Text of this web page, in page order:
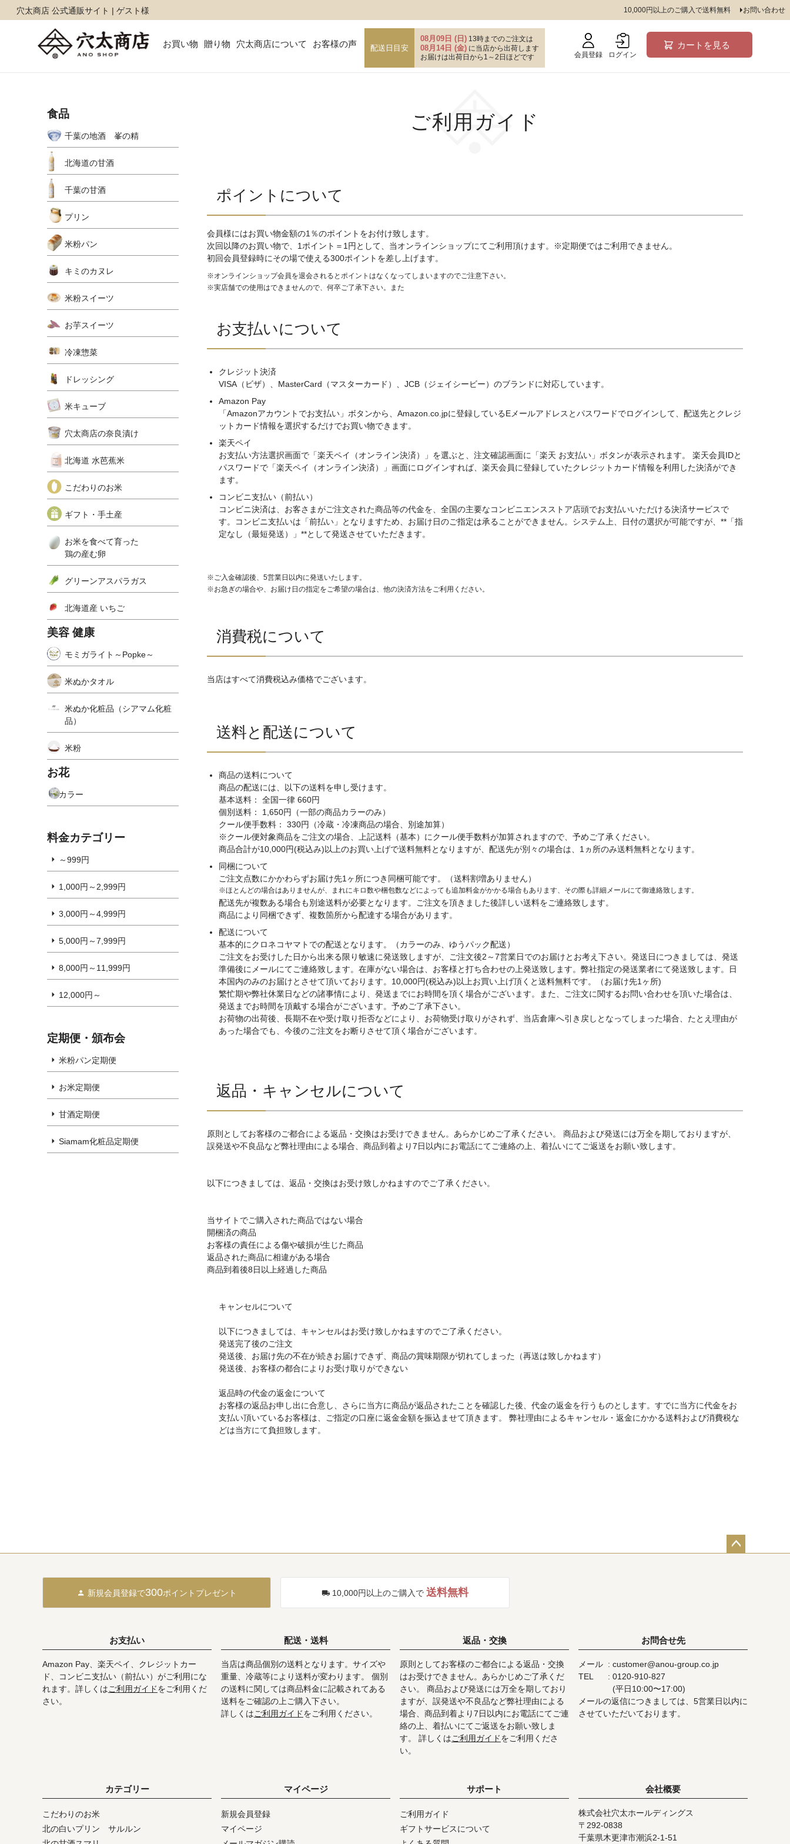
穴太商店 公式通販サイト | ゲスト様 10,000円以上のご購入で送料無料 お問い合わせ
お買い物 贈り物 穴太商店について お客様の声 配送日目安
08月09日 (日) 13時までのご注文は
08月14日 (金) に当店から出荷します
お届けは出荷日から1～2日ほどです
会員登録 ログイン
カートを見る
食品
千葉の地酒 峯の精
北海道の甘酒
千葉の甘酒
プリン
米粉パン
キミのカヌレ
米粉スイーツ
お芋スイーツ
冷凍惣菜
ドレッシング
米キューブ
穴太商店の奈良漬け
北海道 水芭蕉米
こだわりのお米
ギフト・手土産
お米を食べて育った
鶏の産む卵
グリーンアスパラガス
北海道産 いちご
美容 健康
モミガライト～Popke～
米ぬかタオル
米ぬか化粧品（シアマム化粧
品）
米粉
お花
カラー
料金カテゴリー
～999円
1,000円～2,999円
3,000円～4,999円
5,000円～7,999円
8,000円～11,999円
12,000円～
定期便・頒布会
米粉パン定期便
お米定期便
甘酒定期便
Siamam化粧品定期便
ご利用ガイド
ポイントについて
会員様にはお買い物金額の1％のポイントをお付け致します。
次回以降のお買い物で、1ポイント＝1円として、当オンラインショップにてご利用頂けます。※定期便ではご利用できません。
初回会員登録時にその場で使える300ポイントを差し上げます。
オンラインショップ会員を退会されるとポイントはなくなってしまいますのでご注意下さい。
実店舗での使用はできませんので、何卒ご了承下さい。また
お支払いについて
クレジット決済
VISA（ビザ）、MasterCard（マスターカード）、JCB（ジェイシービー）のブランドに対応しています。
Amazon Pay
「Amazonアカウントでお支払い」ボタンから、Amazon.co.jpに登録しているEメールアドレスとパスワードでログインして、配送先とクレジ
ットカード情報を選択するだけでお買い物できます。
楽天ペイ
お支払い方法選択画面で「楽天ペイ（オンライン決済）」を選ぶと、注文確認画面に「楽天 お支払い」ボタンが表示されます。 楽天会員IDと
パスワードで「楽天ペイ（オンライン決済）」画面にログインすれば、楽天会員に登録していたクレジットカード情報を利用した決済ができ
ます。
コンビニ支払い（前払い）
コンビニ決済は、お客さまがご注文された商品等の代金を、全国の主要なコンビニエンスストア店頭でお支払いいただける決済サービスで
す。コンビニ支払いは「前払い」となりますため、お届け日のご指定は承ることができません。システム上、日付の選択が可能ですが、**「指
定なし（最短発送）」**として発送させていただきます。
ご入金確認後、5営業日以内に発送いたします。
お急ぎの場合や、お届け日の指定をご希望の場合は、他の決済方法をご利用ください。
消費税について
当店はすべて消費税込み価格でございます。
送料と配送について
商品の送料について
商品の配送には、以下の送料を申し受けます。
基本送料： 全国一律 660円
個別送料： 1,650円（一部の商品カラーのみ）
クール便手数料： 330円（冷蔵・冷凍商品の場合、別途加算）
※クール便対象商品をご注文の場合、上記送料（基本）にクール便手数料が加算されますので、予めご了承ください。
商品合計が10,000円(税込み)以上のお買い上げで送料無料となりますが、配送先が別々の場合は、1ヵ所のみ送料無料となります。
同梱について
ご注文点数にかかわらずお届け先1ヶ所につき同梱可能です。（送料割増ありません）
ほとんどの場合はありませんが、まれにキロ数や梱包数などによっても追加料金がかかる場合もあります、その際も詳細メールにて御連絡致します。
配送先が複数ある場合も別途送料が必要となります。ご注文を頂きました後詳しい送料をご連絡致します。
商品により同梱できず、複数箇所から配達する場合があります。
配送について
基本的にクロネコヤマトでの配送となります。（カラーのみ、ゆうパック配送）
ご注文をお受けした日から出来る限り敏速に発送致しますが、ご注文後2～7営業日でのお届けとお考え下さい。発送日につきましては、発送
準備後にメールにてご連絡致します。在庫がない場合は、お客様と打ち合わせの上発送致します。弊社指定の発送業者にて発送致します。日
本国内のみのお届けとさせて頂いております。10,000円(税込み)以上お買い上げ頂くと送料無料です。（お届け先1ヶ所)
繁忙期や弊社休業日などの諸事情により、発送までにお時間を頂く場合がございます。また、ご注文に関するお問い合わせを頂いた場合は、
発送までお時間を頂戴する場合がございます。予めご了承下さい。
お荷物の出荷後、長期不在や受け取り拒否などにより、お荷物受け取りがされず、当店倉庫へ引き戻しとなってしまった場合、たとえ理由が
あった場合でも、今後のご注文をお断りさせて頂く場合がございます。
返品・キャンセルについて
原則としてお客様のご都合による返品・交換はお受けできません。あらかじめご了承ください。 商品および発送には万全を期しておりますが、
誤発送や不良品など弊社理由による場合、商品到着より7日以内にお電話にてご連絡の上、着払いにてご返送をお願い致します。
以下につきましては、返品・交換はお受け致しかねますのでご了承ください。
当サイトでご購入された商品ではない場合
開梱済の商品
お客様の責任による傷や破損が生じた商品
返品された商品に相違がある場合
商品到着後8日以上経過した商品
キャンセルについて
以下につきましては、キャンセルはお受け致しかねますのでご了承ください。
発送完了後のご注文
発送後、お届け先の不在が続きお届けできず、商品の賞味期限が切れてしまった（再送は致しかねます）
発送後、お客様の都合によりお受け取りができない
返品時の代金の返金について
お客様の返品お申し出に合意し、さらに当方に商品が返品されたことを確認した後、代金の返金を行うものとします。すでに当方に代金をお
支払い頂いているお客様は、ご指定の口座に返金金額を振込ませて頂きます。 弊社理由によるキャンセル・返金にかかる送料および消費税な
どは当方にて負担致します。
新規会員登録で300ポイントプレゼント 10,000円以上のご購入で 送料無料
お支払い
Amazon Pay、楽天ペイ、クレジットカー
ド、コンビニ支払い（前払い）がご利用にな
れます。詳しくはご利用ガイドをご利用くだ
さい。
配送・送料
当店は商品個別の送料となります。サイズや
重量、冷蔵等により送料が変わります。 個別
の送料に関しては商品料金に記載されてある
送料をご確認の上ご購入下さい。
詳しくはご利用ガイドをご利用ください。
返品・交換
原則としてお客様のご都合による返品・交換
はお受けできません。あらかじめご了承くだ
さい。 商品および発送には万全を期しており
ますが、誤発送や不良品など弊社理由による
場合、商品到着より7日以内にお電話にてご連
絡の上、着払いにてご返送をお願い致しま
す。 詳しくはご利用ガイドをご利用くださ
い。
お問合せ先
メール
customer@anou-group.co.jp
TEL
0120-910-827
(平日10:00〜17:00)
メールの返信につきましては、5営業日以内に
させていただいております。
カテゴリー
こだわりのお米
北の白いプリン サルルン
マイページ
新規会員登録
マイページ
サポート
ご利用ガイド
ギフトサービスについて
会社概要
株式会社穴太ホールディングス
292-0838
千葉県木更津市潮浜2-1-51